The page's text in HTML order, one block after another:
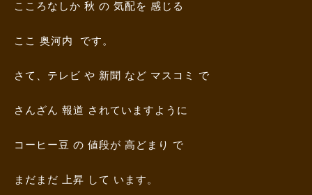
こころなしか 秋 の 気配を 感じる
ここ 奥河内 です。
さて、テレビ や 新聞 など マスコミ で
さんざん 報道 されていますように
コーヒー豆 の 値段が 高どまり で
まだまだ 上昇 して います。